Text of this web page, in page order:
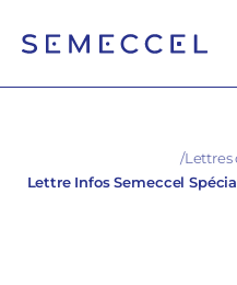
/Lettres
Lettre Infos Semeccel